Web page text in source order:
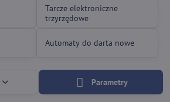
Tarcze elektroniczne
trzyrzędowe
Automaty do darta nowe
Parametry